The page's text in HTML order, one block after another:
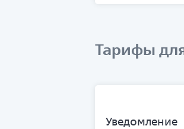
Тарифы
Уведомление